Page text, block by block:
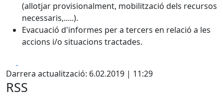
(allotjar provisionalment, mobilització dels recursos
necessaris,.....).
Evacuació d'informes per a tercers en relació a les
accions i/o situacions tractades.
Darrera actualització: 6.02.2019 | 11:29
RSS